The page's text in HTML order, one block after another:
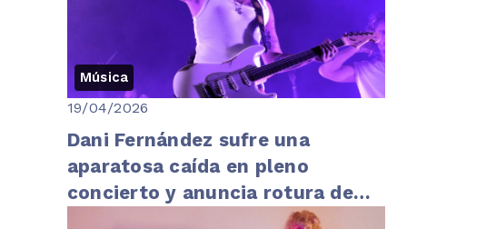
Música
19/04/2026
Dani Fernández sufre una
aparatosa caída en pleno
concierto y anuncia rotura de